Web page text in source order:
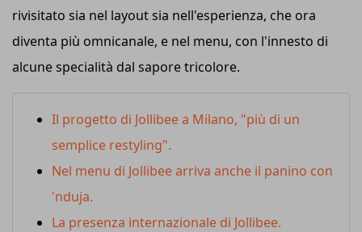
rivisitato sia nel layout sia nell'esperienza, che ora
diventa più omnicanale, e nel menu, con l'innesto di
alcune specialità dal sapore tricolore.
Il progetto di Jollibee a Milano, "più di un
semplice restyling".
Nel menu di Jollibee arriva anche il panino con
'nduja.
La presenza internazionale di Jollibee.